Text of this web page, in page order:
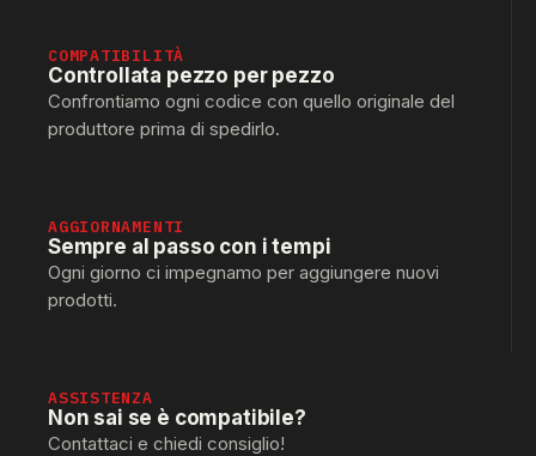
COMPATIBILITÀ
Controllata pezzo per pezzo
Confrontiamo ogni codice con quello originale del
produttore prima di spedirlo.
AGGIORNAMENTI
Sempre al passo con i tempi
Ogni giorno ci impegnamo per aggiungere nuovi
prodotti.
ASSISTENZA
Non sai se è compatibile?
Contattaci e chiedi consiglio!